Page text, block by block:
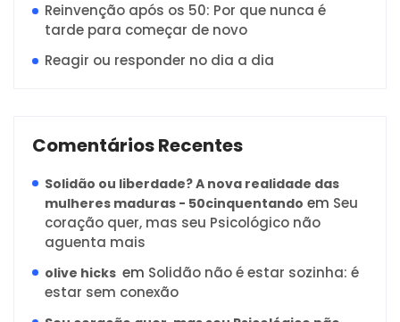
Reinvenção após os 50: Por que nunca é
tarde para começar de novo
Reagir ou responder no dia a dia
Comentários Recentes
Solidão ou liberdade? A nova realidade das
mulheres maduras - 50cinquentando em Seu
coração quer, mas seu Psicológico não
aguenta mais
olive hicks em Solidão não é estar sozinha: é
estar sem conexão